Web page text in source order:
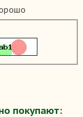
покупают: